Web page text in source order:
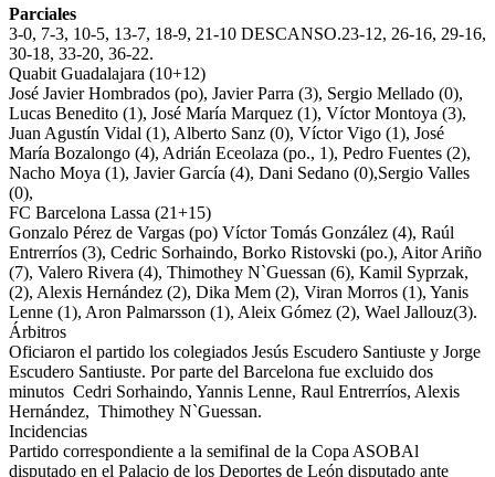
Parciales
3-0, 7-3, 10-5, 13-7, 18-9, 21-10 DESCANSO.23-12, 26-16, 29-16,
30-18, 33-20, 36-22.
Quabit Guadalajara (10+12)
José Javier Hombrados (po), Javier Parra (3), Sergio Mellado (0),
Lucas Benedito (1), José María Marquez (1), Víctor Montoya (3),
Juan Agustín Vidal (1), Alberto Sanz (0), Víctor Vigo (1), José
María Bozalongo (4), Adrián Eceolaza (po., 1), Pedro Fuentes (2),
Nacho Moya (1), Javier García (4), Dani Sedano (0),Sergio Valles
(0),
FC Barcelona Lassa (21+15)
Gonzalo Pérez de Vargas (po) Víctor Tomás González (4), Raúl
Entrerríos (3), Cedric Sorhaindo, Borko Ristovski (po.), Aitor Ariño
(7), Valero Rivera (4), Thimothey N`Guessan (6), Kamil Syprzak,
(2), Alexis Hernández (2), Dika Mem (2), Viran Morros (1), Yanis
Lenne (1), Aron Palmarsson (1), Aleix Gómez (2), Wael Jallouz(3).
Árbitros
Oficiaron el partido los colegiados Jesús Escudero Santiuste y Jorge
Escudero Santiuste. Por parte del Barcelona fue excluido dos
minutos Cedri Sorhaindo, Yannis Lenne, Raul Entrerríos, Alexis
Hernández, Thimothey N`Guessan.
Incidencias
Partido correspondiente a la semifinal de la Copa ASOBAl
disputado en el Palacio de los Deportes de León disputado ante